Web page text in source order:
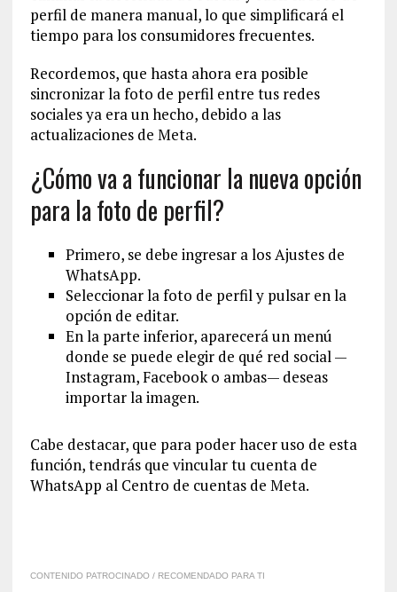
perfil de manera manual, lo que simplificará el
tiempo para los consumidores frecuentes.
Recordemos, que hasta ahora era posible
sincronizar la foto de perfil entre tus redes
sociales ya era un hecho, debido a las
actualizaciones de Meta.
¿Cómo va a funcionar la nueva opción
para la foto de perfil?
Primero, se debe ingresar a los Ajustes de
WhatsApp.
Seleccionar la foto de perfil y pulsar en la
opción de editar.
En la parte inferior, aparecerá un menú
donde se puede elegir de qué red social —
Instagram, Facebook o ambas— deseas
importar la imagen.
Cabe destacar, que para poder hacer uso de esta
función, tendrás que vincular tu cuenta de
WhatsApp al Centro de cuentas de Meta.
CONTENIDO PATROCINADO / RECOMENDADO PARA TI